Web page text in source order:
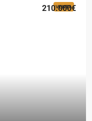
VENTA
210.000€